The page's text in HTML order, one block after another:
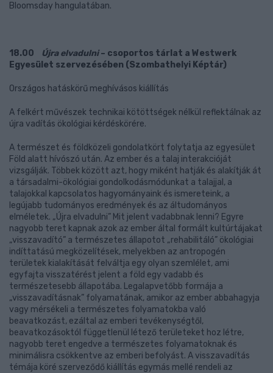
Bloomsday hangulatában.
18.00 Újra elvadulni– csoportos tárlat a Westwerk
Egyesület szervezésében (Szombathelyi Képtár)
Országos hatáskörű meghívásos kiállítás
A felkért művészek technikai kötöttségek nélkül reflektálnak az
újra vadítás ökológiai kérdéskörére.
A természet és földközeli gondolatkört folytatja az egyesület
Föld alatt hívószó után. Az ember és a talaj interakcióját
vizsgálják. Többek között azt, hogy miként hatják és alakítják át
a társadalmi-ökológiai gondolkodásmódunkat a talajjal, a
talajokkal kapcsolatos hagyományaink és ismereteink, a
legújabb tudományos eredmények és az áltudományos
elméletek. „Újra elvadulni” Mit jelent vadabbnak lenni? Egyre
nagyobb teret kapnak azok az ember által formált kultúrtájakat
„visszavadító” a természetes állapotot „rehabilitáló” ökológiai
indíttatású megközelítések, melyekben az antropogén
területek kialakítását felváltja egy olyan szemlélet, ami
egyfajta visszatérést jelent a föld egy vadabb és
természetesebb állapotába. Legalapvetőbb formája a
„visszavadításnak” folyamatának, amikor az ember abbahagyja
vagy mérsékeli a természetes folyamatokba való
beavatkozást, ezáltal az emberi tevékenységtől,
beavatkozásoktól függetlenül létező területeket hoz létre,
nagyobb teret engedve a természetes folyamatoknak és
minimálisra csökkentve az emberi befolyást. A visszavadítás
témája köré szerveződő kiállítás egymás mellé rendeli az